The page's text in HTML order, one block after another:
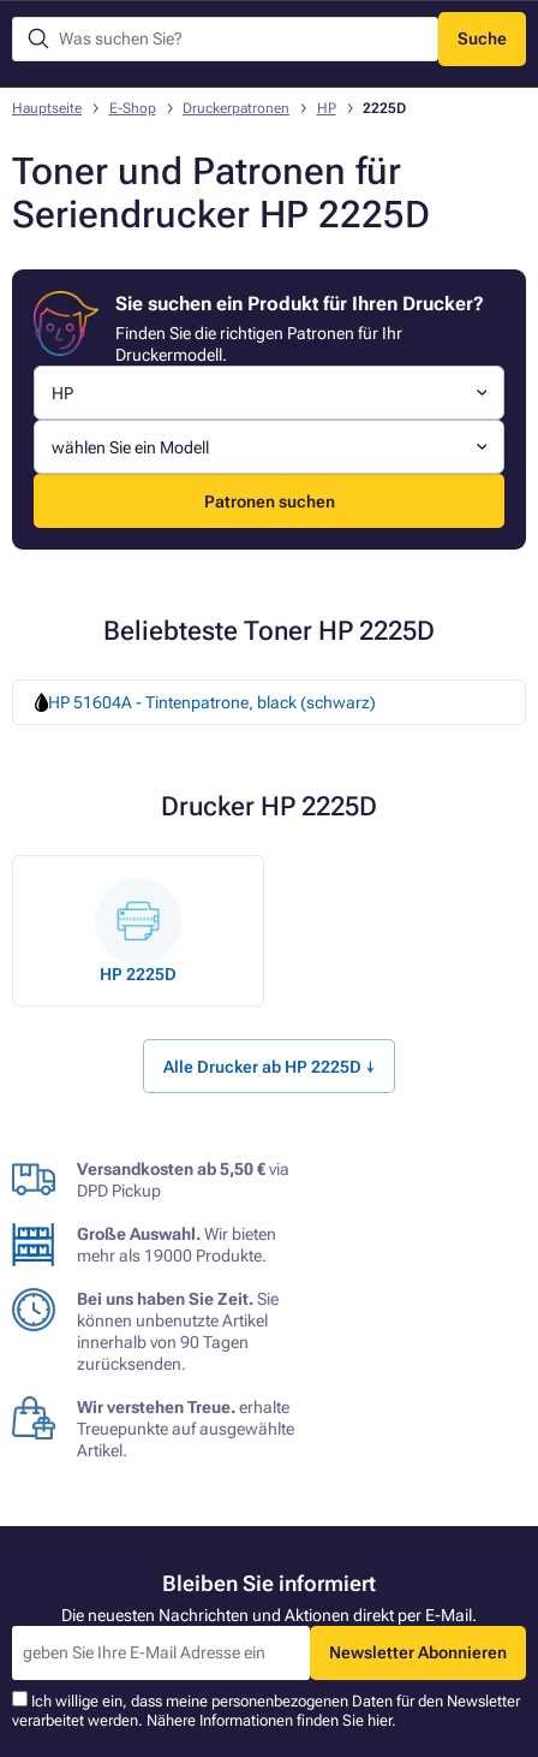
Suche
Menü
Hauptseite E-Shop Druckerpatronen HP 2225D
Toner und Patronen für
Seriendrucker HP 2225D
Sie suchen ein Produkt für Ihren Drucker?
Finden Sie die richtigen Patronen für Ihr
Druckermodell.
HP
wählen Sie ein Modell
Patronen suchen
Beliebteste Toner HP 2225D
HP 51604A - Tintenpatrone, black (schwarz)
Drucker HP 2225D
HP 2225D
Alle Drucker ab HP 2225D ↓
Versandkosten ab 5,50 €via
DPD Pickup
Große Auswahl.Wir bieten
mehr als 19000 Produkte.
Bei uns haben Sie Zeit.Sie
können unbenutzte Artikel
innerhalb von 90 Tagen
zurücksenden.
Wir verstehen Treue.erhalte
Treuepunkte auf ausgewählte
Artikel.
Bleiben Sie informiert
Die neuesten Nachrichten und Aktionen direkt per E-Mail.
Newsletter Abonnieren
Ich willige ein, dass meine personenbezogenen Daten für den Newsletter
verarbeitet werden. Nähere Informationen finden Sie hier.